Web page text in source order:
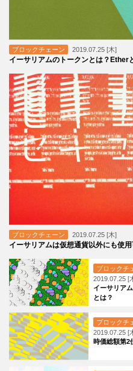
ブロックチェーン 2019.07.25 [木]
イーサリアムのトークンとは？Ether
ブロックチェーン 2019.07.25 [木]
イーサリアムは仮想通貨以外にも使
ブロックチ
2019.07.25 [
イーサリア
とは？
ブロックチ
2019.07.25 [
時価総額第2